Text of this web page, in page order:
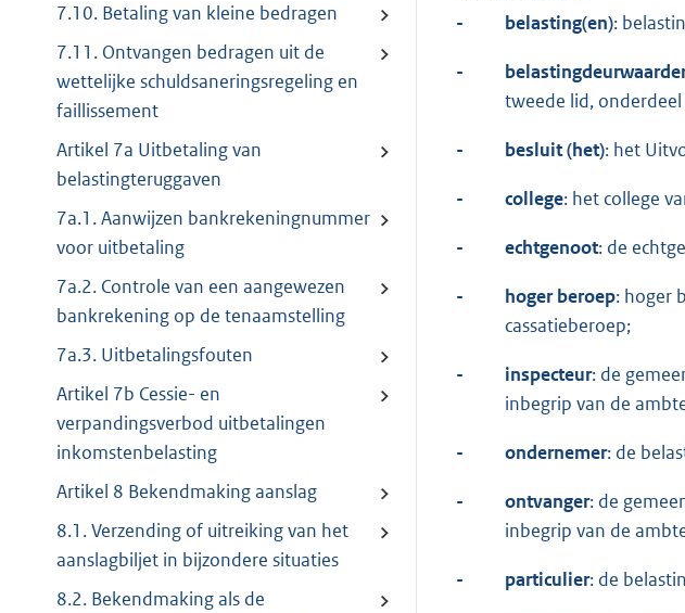
7.10. Betaling van kleine bedragen
7.11. Ontvangen bedragen uit de
wettelijke schuldsaneringsregeling en
faillissement
Artikel 7a Uitbetaling van
belastingteruggaven
7a.1. Aanwijzen bankrekeningnummer
voor uitbetaling
7a.2. Controle van een aangewezen
bankrekening op de tenaamstelling
7a.3. Uitbetalingsfouten
Artikel 7b Cessie- en
verpandingsverbod uitbetalingen
inkomstenbelasting
Artikel 8 Bekendmaking aanslag
8.1. Verzending of uitreiking van het
aanslagbiljet in bijzondere situaties
8.2. Bekendmaking als de
-
belasting(en):
-
tweede lid,
- besluit (het): het
- college: het college
- echtgenoot: de
- hoger beroep: hoger
cassatieberoep;
- inspecteur: de
inbegrip van de
- ondernemer: de
- ontvanger: de
inbegrip van de
- particulier: de